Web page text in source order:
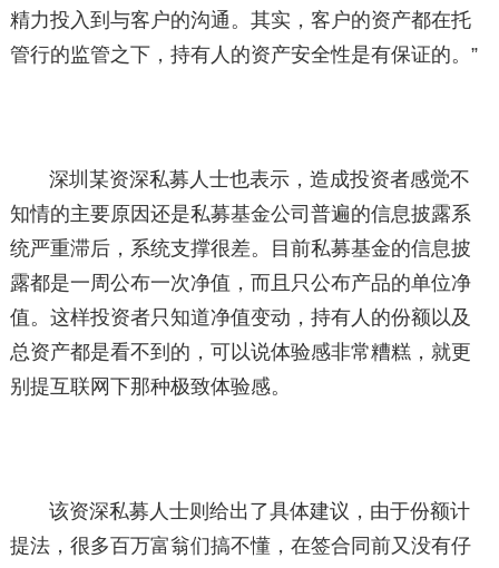
精力投入到与客户的沟通。其实，客户的资产都在托
管行的监管之下，持有人的资产安全性是有保证的。”
深圳某资深私募人士也表示，造成投资者感觉不
知情的主要原因还是私募基金公司普遍的信息披露系
统严重滞后，系统支撑很差。目前私募基金的信息披
露都是一周公布一次净值，而且只公布产品的单位净
值。这样投资者只知道净值变动，持有人的份额以及
总资产都是看不到的，可以说体验感非常糟糕，就更
别提互联网下那种极致体验感。
该资深私募人士则给出了具体建议，由于份额计
提法，很多百万富翁们搞不懂，在签合同前又没有仔